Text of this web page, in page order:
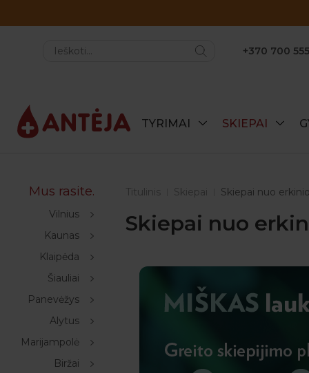
+370 700
TYRIMAI SKIEPAI
Mus rasite.
Vilnius
Kaunas
Klaipėda
Šiauliai
Panevėžys
Alytus
Marijampolė
Biržai
Titulinis Skiepai Skiepai nuo
Skiepai nuo